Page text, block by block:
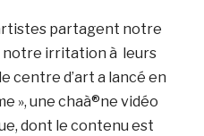
partagent notre
notre irritation à leurs
centre d’art a lancé en
», une chaà®ne vidéo
dont le contenu est